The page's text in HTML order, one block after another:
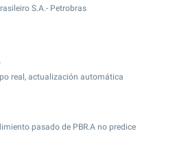
S.A.- Petrobras
real, actualización automática
pasado de PBR.A no predice